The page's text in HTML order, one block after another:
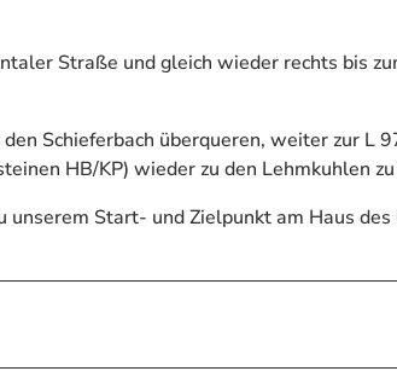
Straße und gleich wieder rechts bis
Schieferbach überqueren, weiter zur L
HB/KP) wieder zu den Lehmkuhlen
Start- und Zielpunkt am Haus des